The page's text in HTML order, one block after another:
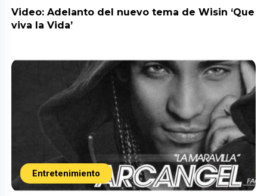
Video: Adelanto del nuevo tema de Wisin ‘Que
viva la Vida’
Entretenimiento